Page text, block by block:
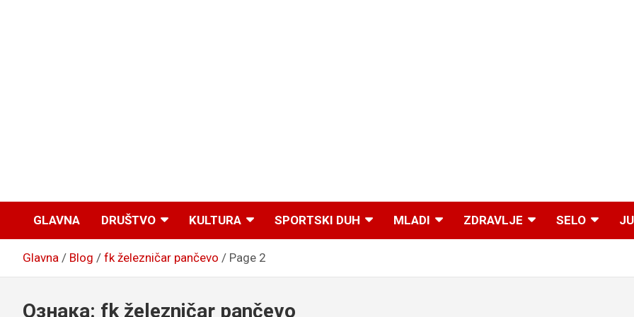
GLAVNA DRUŠTVO KULTURA SPORTSKI DUH MLADI ZDRAVLJE SELO
Glavna Blog fk železničar pančevo Page 2
Ознака: fk železničar pančevo